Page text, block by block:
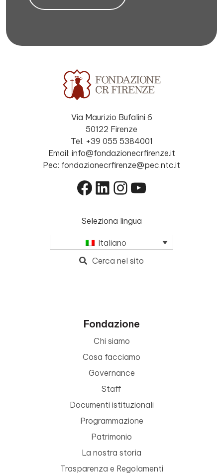
Via Maurizio Bufalini 6
50122 Firenze
Tel. +39 055 5384001
Email: info@fondazionecrfirenze.it
Pec: fondazionecrfirenze@pec.ntc.it
Facebook
LinkedIn
Instagram
YouTube
Seleziona lingua
Italiano
Cerca nel sito
Fondazione
Chi siamo
Cosa facciamo
Governance
Staff
Documenti istituzionali
Programmazione
Patrimonio
La nostra storia
Trasparenza e Regolamenti